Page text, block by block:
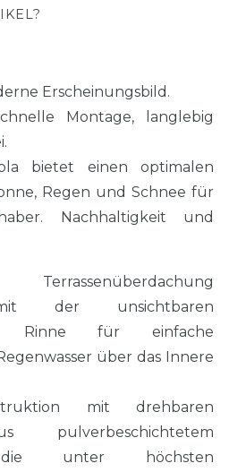
Erscheinungsbild.
Montage, langlebig
bietet einen optimalen
Regen und Schnee für
Nachhaltigkeit und
der unsichtbaren
Rinne für einfache
über das Innere
mit drehbaren
pulverbeschichtetem
die unter höchsten